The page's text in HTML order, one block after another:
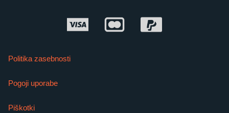
Politika zasebnosti
Pogoji uporabe
Piškotki